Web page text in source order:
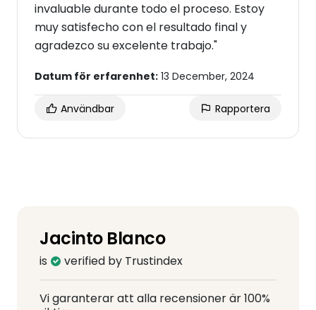
invaluable durante todo el proceso. Estoy
muy satisfecho con el resultado final y
agradezco su excelente trabajo."
Datum för erfarenhet: 13 December, 2024
Användbar Rapportera
Jacinto Blanco
is verified by Trustindex
Vi garanterar att alla recensioner är 100%